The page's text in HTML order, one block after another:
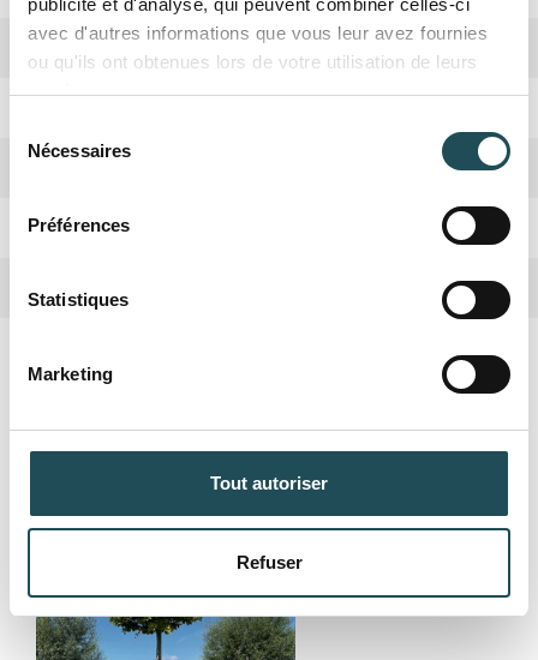
avec d'autres informations que vous leur avez fournies
ou qu'ils ont obtenues lors de votre utilisation de leurs
services.
Nécessaires
Préférences
Statistiques
Marketing
Tout autoriser
Refuser
Baies bleu-violet comestibles
Couleur de fleurBlanc
Jaune, Rouge
Persistant ou Caduc Caduc
Plantation possible au jardin/parc Oui
Produits alternatifs
Nom du produit
Quantité désirée*
Commentaires
Nom du produit
Quantité désirée*
Commentaires